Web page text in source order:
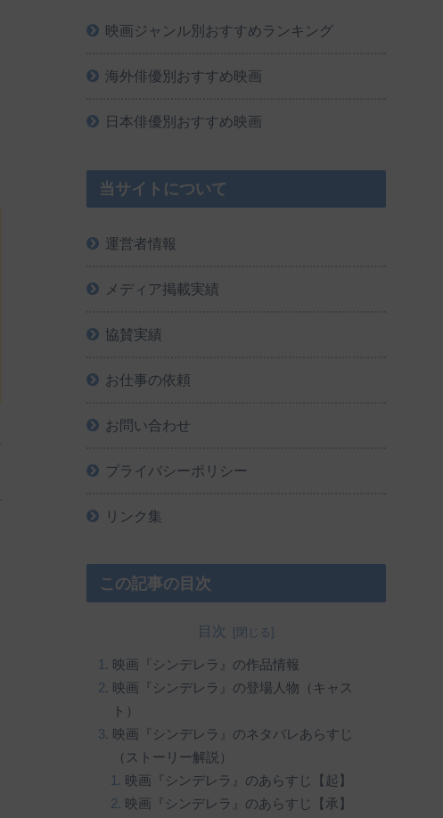
映画ジャンル別おすすめランキング
海外俳優別おすすめ映画
日本俳優別おすすめ映画
当サイトについて
運営者情報
メディア掲載実績
協賛実績
お仕事の依頼
お問い合わせ
プライバシーポリシー
リンク集
この記事の目次
目次
映画『シンデレラ』の作品情報
映画『シンデレラ』の登場人物（キャス
ト）
映画『シンデレラ』のネタバレあらすじ
（ストーリー解説）
映画『シンデレラ』のあらすじ【起】
映画『シンデレラ』のあらすじ【承】